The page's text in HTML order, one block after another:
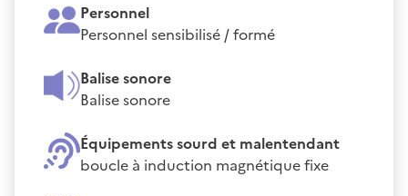
Personnel
Personnel sensibilisé / formé
Balise sonore
Balise sonore
Équipements sourd et malentendant
boucle à induction magnétique fixe